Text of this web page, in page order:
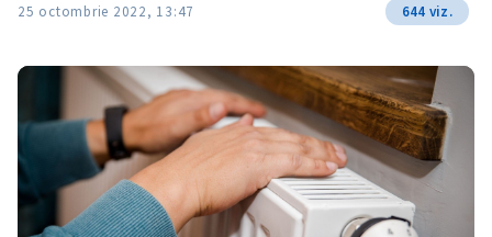
25 octombrie 2022, 13:47 644 viz.